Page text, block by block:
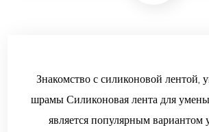
Знакомство с силиконовой
шрамы Силиконовая лента для
является популярным вариантом